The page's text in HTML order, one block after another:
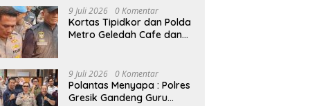
Kelompok Tani Riau
9 Juli 2026 0 Komentar
Kortas Tipidkor dan Polda
Metro Geledah Cafe dan
9 Juli 2026 0 Komentar
Polantas Menyapa : Polres
Gresik Gandeng Guru